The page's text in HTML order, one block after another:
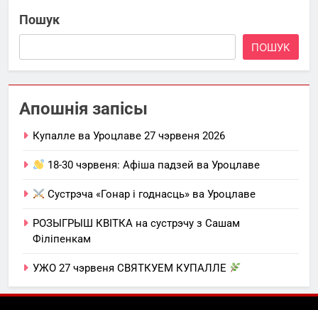
Пошук
ПОШУК
Апошнія запісы
Купалле ва Уроцлаве 27 чэрвеня 2026
18-30 чэрвеня: Афіша падзей ва Уроцлаве
Сустрэча «Гонар і годнасць» ва Уроцлаве
РОЗЫГРЫШ КВІТКА на сустрэчу з Сашам
Філіпенкам
УЖО 27 чэрвеня СВЯТКУЕМ КУПАЛЛЕ